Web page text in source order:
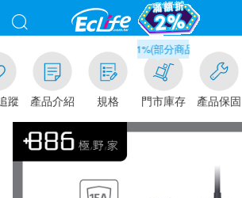
蹤 產品介紹 規格
滿千元門市取貨現折1%(部分商品不適用)-請點我看
門市庫存 產品保固